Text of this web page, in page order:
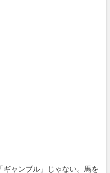
ギャンブル」じゃない。馬を